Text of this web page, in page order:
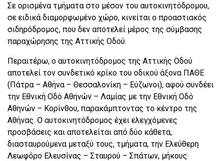
Σε ορισμένα τμήματα στο μέσον του αυτοκινητόδρομου,
σε ειδικά διαμορφωμένο χώρο, κινείται ο προαστιακός
σιδηρόδρομος, που δεν αποτελεί μέρος της σύμβασης
παραχώρησης της Αττικής Οδού.
Περαιτέρω, ο αυτοκινητόδρομος της Αττικής Οδού
αποτελεί τον συνδετικό κρίκο του οδικού άξονα ΠΑΘΕ
(Πάτρα – Αθήνα – Θεσσαλονίκη – Εύζωνοι), αφού συνδέει
την Εθνική Οδό Αθηνών – Λαμίας με την Εθνική Οδό
Αθηνών – Κορίνθου, παρακάμπτοντας το κέντρο της
Αθήνας. Ο αυτοκινητόδρομος έχει ελεγχόμενες
προσβάσεις και αποτελείται από δύο κάθετα,
διασταυρούμενα μεταξύ τους, τμήματα, την Ελεύθερη
Λεωφόρο Ελευσίνας – Σταυρού – Σπάτων, μήκους